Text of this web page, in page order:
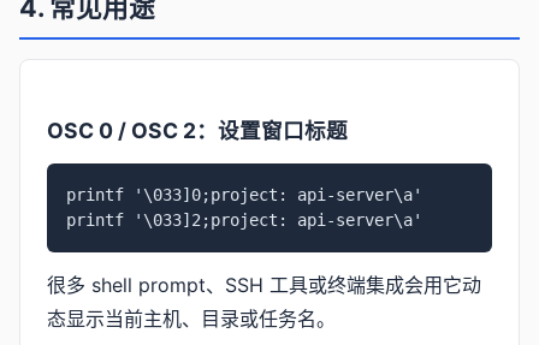
4. 常见用途
OSC 0 / OSC 2：设置窗口标题
printf '\033]0;project: api-server\a'
printf '\033]2;project: api-server\a'
很多 shell prompt、SSH 工具或终端集成会用它动
态显示当前主机、目录或任务名。